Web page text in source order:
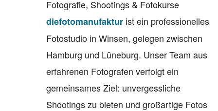
Fotografie, Shootings & Fotokurse
diefotomanufaktur ist ein professionelles
Fotostudio in Winsen, gelegen zwischen
Hamburg und Lüneburg. Unser Team aus
erfahrenen Fotografen verfolgt ein
gemeinsames Ziel: unvergessliche
Shootings zu bieten und großartige Fotos